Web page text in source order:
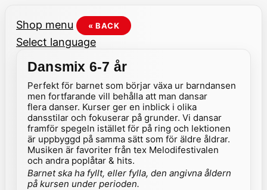
Shop menu « BACK
Select language
Dansmix 6-7 år
Perfekt för barnet som börjar växa ur barndansen
men fortfarande vill behålla att man dansar
flera danser. Kurser ger en inblick i olika
dansstilar och fokuserar på grunder. Vi dansar
framför spegeln istället för på ring och lektionen
är uppbyggd på samma sätt som för äldre åldrar.
Musiken är favoriter från tex Melodifestivalen
och andra poplåtar & hits.
Barnet ska ha fyllt, eller fylla, den angivna åldern
på kursen under perioden.